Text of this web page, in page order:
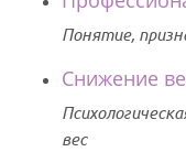
Понятие,
Снижение
вес